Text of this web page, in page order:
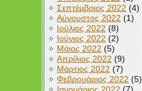
Σεπτέμβριος 2022 (4)
Αύγουστος 2022 (1)
Ιούλιος 2022 (8)
Ιούνιος 2022 (2)
Μάιος 2022 (5)
Απρίλιος 2022 (9)
Μάρτιος 2022 (7)
Φεβρουάριος 2022 (5)